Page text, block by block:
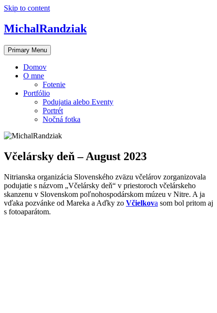
Skip to content
MichalRandziak
Primary Menu
Domov
O mne
Fotenie
Portfólio
Podujatia alebo Eventy
Portrét
Nočná fotka
Včelársky deň – August 2023
Nitrianska organizácia Slovenského zväzu včelárov zorganizovala
podujatie s názvom „Včelársky deň“ v priestoroch včelárskeho
skanzenu v Slovenskom poľnohospodárskom múzeu v Nitre. A ja
vďaka pozvánke od Mareka a Aďky zo Včielkova som bol pritom aj
s fotoaparátom.